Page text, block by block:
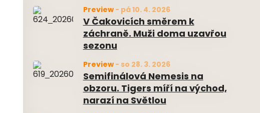
Preview- pá 10. 4. 2026
V Čakovicích směrem k
záchraně. Muži doma uzavřou
sezonu
Preview- so 28. 3. 2026
Semifinálová Nemesis na
obzoru. Tigers míří na východ,
narazí na Světlou